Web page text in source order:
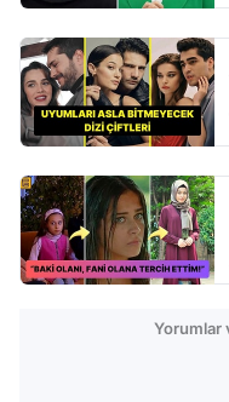
Yorumlar